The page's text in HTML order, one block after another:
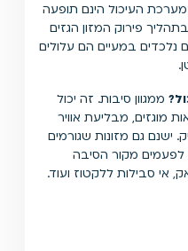
העיכול הינם תופעה
פירוק המזון הגזים
נלכדים במעיים הם עלולים
ממגוון סיבות. זה יכול
מוגזים, מבליעת אוויר
ישנם גם מזונות שגורמים
לפעמים מקור הסיבה
אי סבילות ללקטוז ועוד.